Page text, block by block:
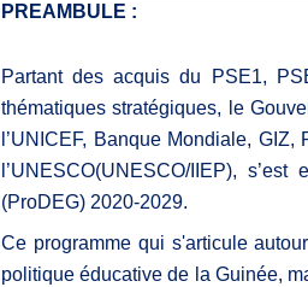
PREAMBULE :
Partant des acquis du PSE1,
thématiques stratégiques, le
l’UNICEF, Banque Mondiale,
l’UNESCO(UNESCO/IIEP),
(ProDEG) 2020-2029.
Ce programme qui s'articule
politique éducative de la Guinée,